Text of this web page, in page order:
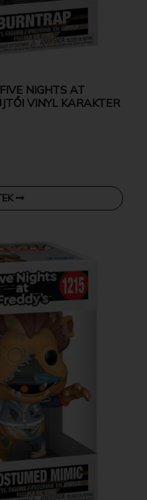
NIGHTS AT
VINYL KARAKTER